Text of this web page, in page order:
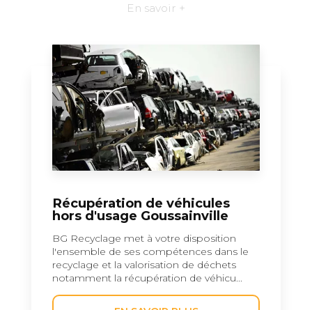
En savoir +
Récupération de véhicules
hors d'usage Goussainville
BG Recyclage met à votre disposition
l'ensemble de ses compétences dans le
recyclage et la valorisation de déchets
notamment la récupération de véhicu...